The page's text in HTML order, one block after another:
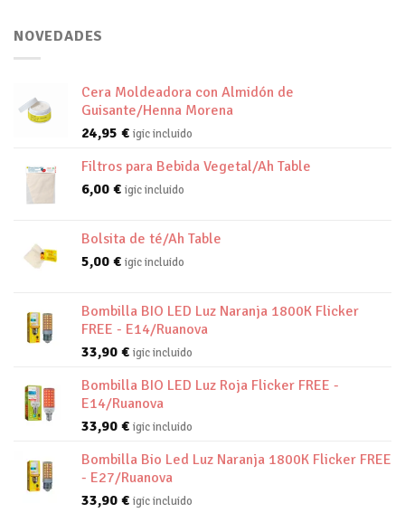
NOVEDADES
Cera Moldeadora con Almidón de
Guisante/Henna Morena
24,95 € igic incluido
Filtros para Bebida Vegetal/Ah Table
6,00 € igic incluido
Bolsita de té/Ah Table
5,00 € igic incluido
Bombilla BIO LED Luz Naranja 1800K Flicker
FREE - E14/Ruanova
33,90 € igic incluido
Bombilla BIO LED Luz Roja Flicker FREE -
E14/Ruanova
33,90 € igic incluido
Bombilla Bio Led Luz Naranja 1800K Flicker FREE
- E27/Ruanova
33,90 € igic incluido